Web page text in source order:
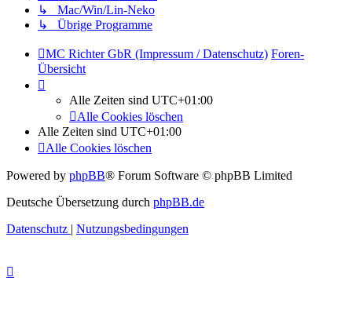
↳ Mac/Win/Lin-Neko
↳ Übrige Programme
MC Richter GbR (Impressum / Datenschutz) Foren-
Übersicht
Alle Zeiten sind UTC+01:00
Alle Cookies löschen
Alle Zeiten sind UTC+01:00
Alle Cookies löschen
Powered by phpBB® Forum Software © phpBB Limited
Deutsche Übersetzung durch phpBB.de
Datenschutz | Nutzungsbedingungen